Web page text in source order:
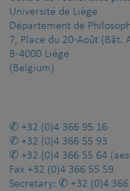
Université de Liège
Département de
7, Place du 20-Août (Bât.
B-4000 Liège
(Belgium)
+32 (0)4 366 95 16
+32 (0)4 366 55 93
+32 (0)4 366 55 64
Fax +32 (0)4 366 55 59
Secretary:
+32 (0)4